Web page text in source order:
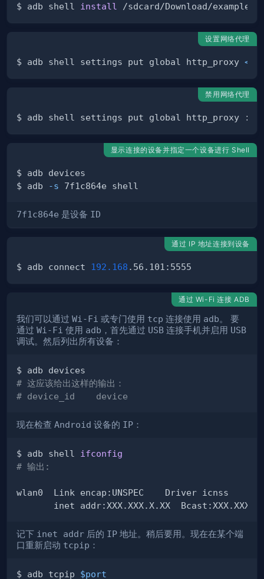
$ adb shell install
设置网络代理
$ adb shell settings put global http_proxy <
禁用网络代理
显示连接的设备并指定一个设备进行 Shell
$ adb
-s
7f1c864e 是设备 ID
通过 IP 地址连接到设备
$ adb connect 192.168
通过 Wi-Fi 连接 ADB
我们可以通过 Wi-Fi 或专门使用 tcp 连接使用 adb。 要
通过 Wi-Fi 使用 adb ，首先通过 USB 连接手机并启用 USB
调试。然后列出所有设备：
# 这应该给出这样的输出：
# device_id    device
现在检查 Android 设备的 IP ：
$ adb shell ifconfig
# 输出:
记下 inet addr 后的 IP 地址。稍后要用。现在在某个端
口重新启动 tcpip ：
$ adb tcpip $port